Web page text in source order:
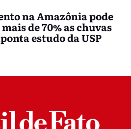
na Amazônia pode
de 70% as chuvas
estudo da USP